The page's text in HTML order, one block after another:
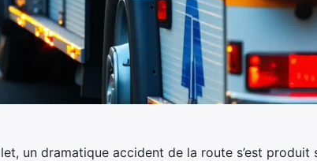
un dramatique accident de la route s’est produit